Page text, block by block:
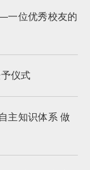
一位优秀校友的
仪式
主知识体系 做